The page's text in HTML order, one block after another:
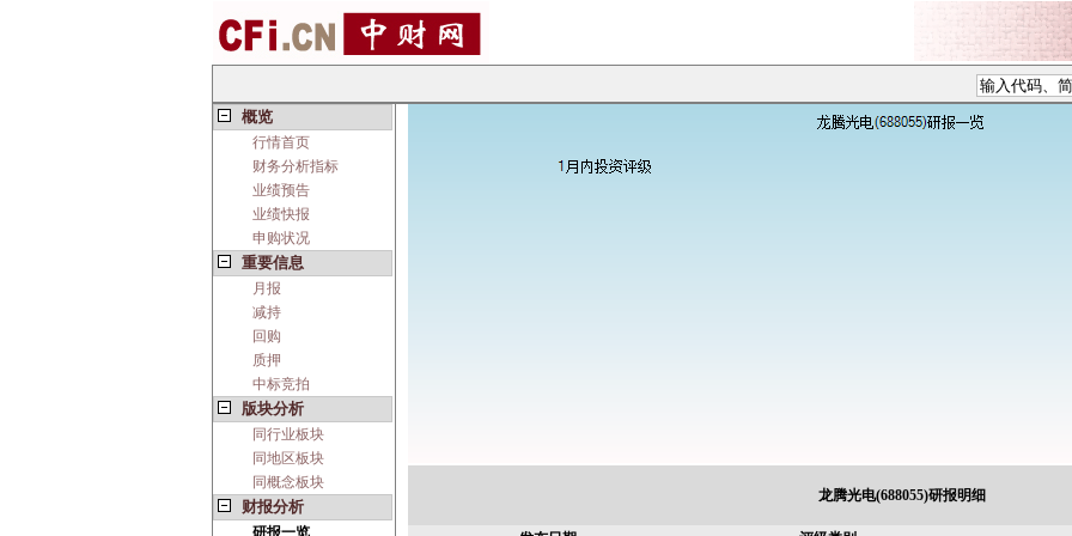
概览
行情首页
财务分析指标
业绩预告
业绩快报
申购状况
重要信息
月报
减持
回购
质押
中标竞拍
版块分析
同行业板块
同地区板块
同概念板块
财报分析
研报一览
龙腾光电(688055)研报明细